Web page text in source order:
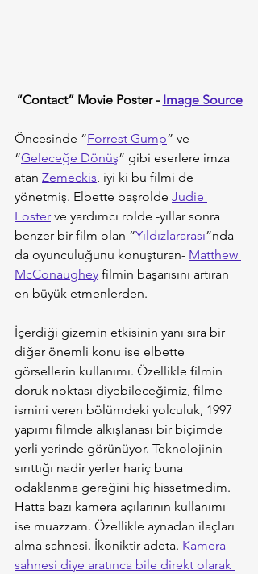
“Contact” Movie Poster - Image Source
Öncesinde “Forrest Gump” ve
“Geleceğe Dönüş” gibi eserlere imza
atan Zemeckis , iyi ki bu filmi de
yönetmiş. Elbette başrolde Judie
Foster ve yardımcı rolde -yıllar sonra
benzer bir film olan “Yıldızlararası”nda
da oyunculuğunu konuşturan- Matthew
McConaughey filmin başarısını artıran
en büyük etmenlerden.
İçerdiği gizemin etkisinin yanı sıra bir
diğer önemli konu ise elbette
görsellerin kullanımı. Özellikle filmin
doruk noktası diyebileceğimiz, filme
ismini veren bölümdeki yolculuk, 1997
yapımı filmde alkışlanası bir biçimde
yerli yerinde görünüyor. Teknolojinin
sırıttığı nadir yerler hariç buna
odaklanma gereğini hiç hissetmedim.
Hatta bazı kamera açılarının kullanımı
ise muazzam. Özellikle aynadan ilaçları
alma sahnesi. İkoniktir adeta. Kamera
sahnesi diye aratınca bile direkt olarak